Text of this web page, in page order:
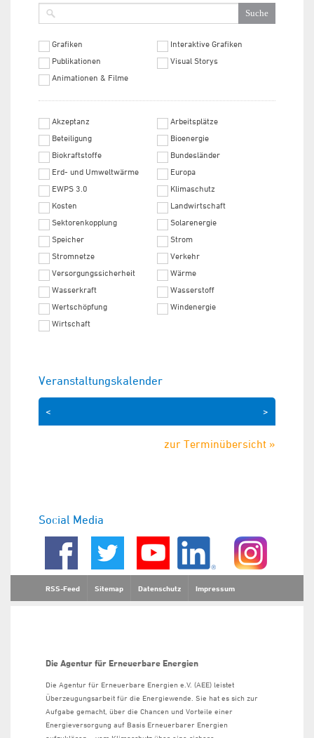
Grafiken
Interaktive Grafiken
Publikationen
Visual Storys
Animationen & Filme
Akzeptanz
Arbeitsplätze
Beteiligung
Bioenergie
Biokraftstoffe
Bundesländer
Erd- und Umweltwärme
Europa
EWPS 3.0
Klimaschutz
Kosten
Landwirtschaft
Sektorenkopplung
Solarenergie
Speicher
Strom
Stromnetze
Verkehr
Versorgungssicherheit
Wärme
Wasserkraft
Wasserstoff
Wertschöpfung
Windenergie
Wirtschaft
Veranstaltungskalender
>
<
zur Terminübersicht »
Social Media
RSS-Feed Sitemap Datenschutz Impressum
Die Agentur für Erneuerbare Energien
Die Agentur für Erneuerbare Energien e.V. (AEE) leistet
Überzeugungsarbeit für die Energiewende. Sie hat es sich zur
Aufgabe gemacht, über die Chancen und Vorteile einer
Energieversorgung auf Basis Erneuerbarer Energien